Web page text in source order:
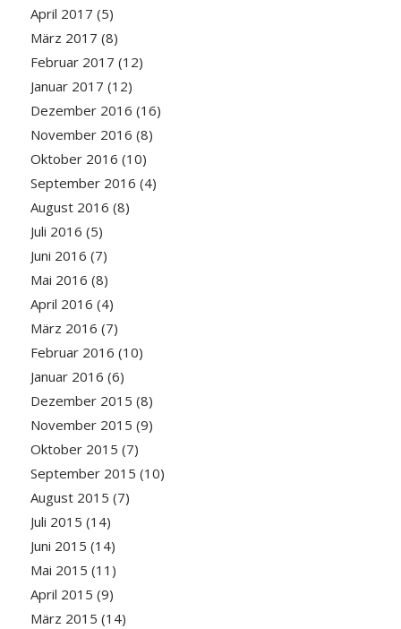
April 2017 (5)
März 2017 (8)
Februar 2017 (12)
Januar 2017 (12)
Dezember 2016 (16)
November 2016 (8)
Oktober 2016 (10)
September 2016 (4)
August 2016 (8)
Juli 2016 (5)
Juni 2016 (7)
Mai 2016 (8)
April 2016 (4)
März 2016 (7)
Februar 2016 (10)
Januar 2016 (6)
Dezember 2015 (8)
November 2015 (9)
Oktober 2015 (7)
September 2015 (10)
August 2015 (7)
Juli 2015 (14)
Juni 2015 (14)
Mai 2015 (11)
April 2015 (9)
März 2015 (14)